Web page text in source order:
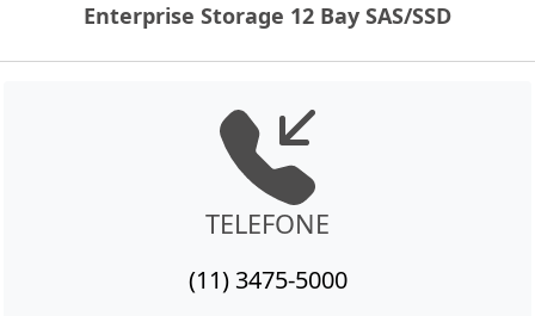
Enterprise Storage 12 Bay SAS/SSD
TELEFONE
(11) 3475-5000